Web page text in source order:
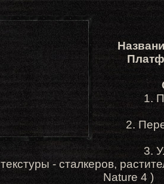
1.
2.
3.
- сталкеров,
Nature 4 )